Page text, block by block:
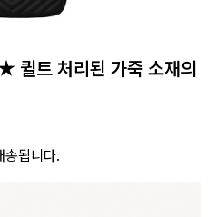
트 처리된 가죽 소재의
송됩니다.